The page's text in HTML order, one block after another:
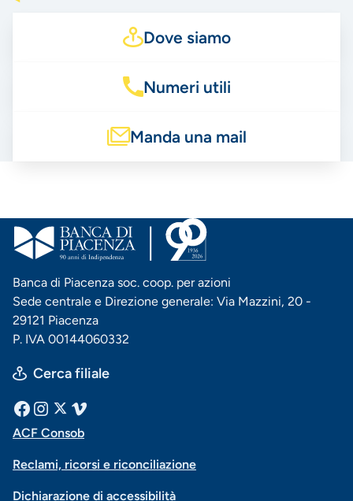
Dove siamo
Numeri utili
Manda una mail
Banca di Piacenza soc. coop. per azioni
Sede centrale e Direzione generale: Via Mazzini, 20 -
29121 Piacenza
P. IVA 00144060332
Cerca filiale
Menu
social
Facebook
InstagramVimeo
Menu
di
ACF Consob
Reclami, ricorsi e riconciliazione
Dichiarazione di accessibilità